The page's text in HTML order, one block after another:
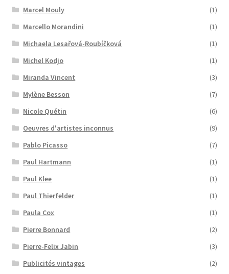
Marcel Mouly
(1)
Marcello Morandini
(1)
Michaela Lesařová-Roubíčková
(1)
Michel Kodjo
(1)
Miranda Vincent
(3)
Mylène Besson
(7)
Nicole Quétin
(6)
Oeuvres d'artistes inconnus
(9)
Pablo Picasso
(7)
Paul Hartmann
(1)
Paul Klee
(1)
Paul Thierfelder
(1)
Paula Cox
(1)
Pierre Bonnard
(2)
Pierre-Felix Jabin
(3)
Publicités vintages
(2)